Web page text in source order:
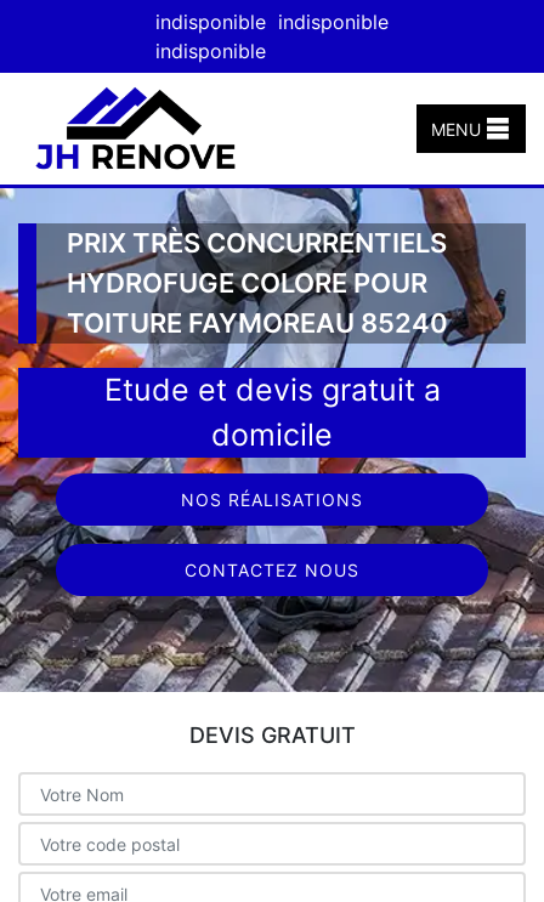
indisponible indisponible
indisponible
MENU
PRIX TRÈS CONCURRENTIELS
HYDROFUGE COLORE POUR
TOITURE FAYMOREAU 85240
Etude et devis gratuit a
domicile
NOS RÉALISATIONS
CONTACTEZ NOUS
DEVIS GRATUIT